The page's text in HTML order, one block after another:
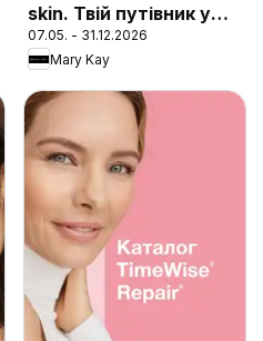
skin. Твій путівник у
догляді за шкірою
07.05. - 31.12.2026
Mary Kay